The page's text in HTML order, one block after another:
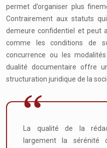
permet d’organiser plus
Contrairement aux statuts
demeure confidentiel et peut
comme les conditions de
concurrence ou les
dualité documentaire offre
structuration juridique de la
La qualité de la
largement la sérénité